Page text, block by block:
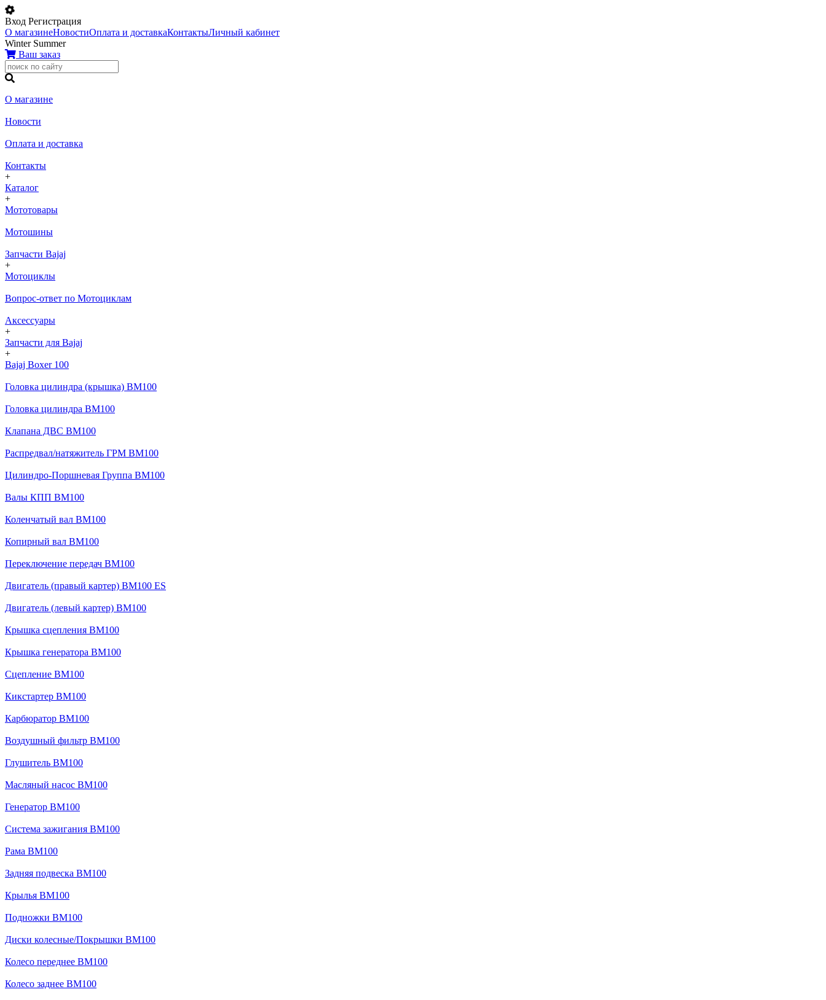
Вход Регистрация
О магазинеНовостиОплата и доставкаКонтактыЛичный кабинет
Winter Summer
Ваш заказ
О магазине
Новости
Оплата и доставка
Контакты
+
Каталог
+
Мототовары
Мотошины
Запчасти Bajaj
+
Мотоциклы
Вопрос-ответ по Мотоциклам
Аксессуары
+
Запчасти для Bajaj
+
Bajaj Boxer 100
Головка цилиндра (крышка) BM100
Головка цилиндра BM100
Клапана ДВС BM100
Распредвал/натяжитель ГРМ BM100
Цилиндро-Поршневая Группа BM100
Валы КПП BM100
Коленчатый вал BM100
Копирный вал BM100
Переключение передач BM100
Двигатель (правый картер) BM100 ES
Двигатель (левый картер) BM100
Крышка сцепления BM100
Крышка генератора BM100
Сцепление BM100
Кикстартер BM100
Карбюратор BM100
Воздушный фильтр BM100
Глушитель BM100
Масляный насос BM100
Генератор BM100
Система зажигания BM100
Рама BM100
Задняя подвеска BM100
Крылья BM100
Подножки BM100
Диски колесные/Покрышки BM100
Колесо переднее BM100
Колесо заднее BM100